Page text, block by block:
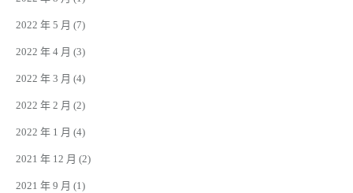
2022 年 5 月 (7)
2022 年 4 月 (3)
2022 年 3 月 (4)
2022 年 2 月 (2)
2022 年 1 月 (4)
2021 年 12 月 (2)
2021 年 9 月 (1)